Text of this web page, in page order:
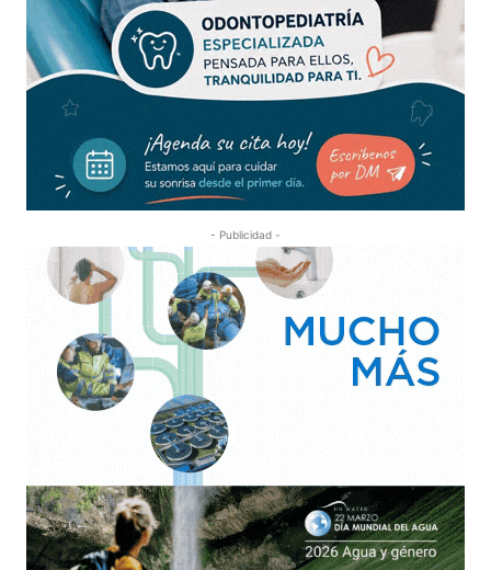
- Publicidad -